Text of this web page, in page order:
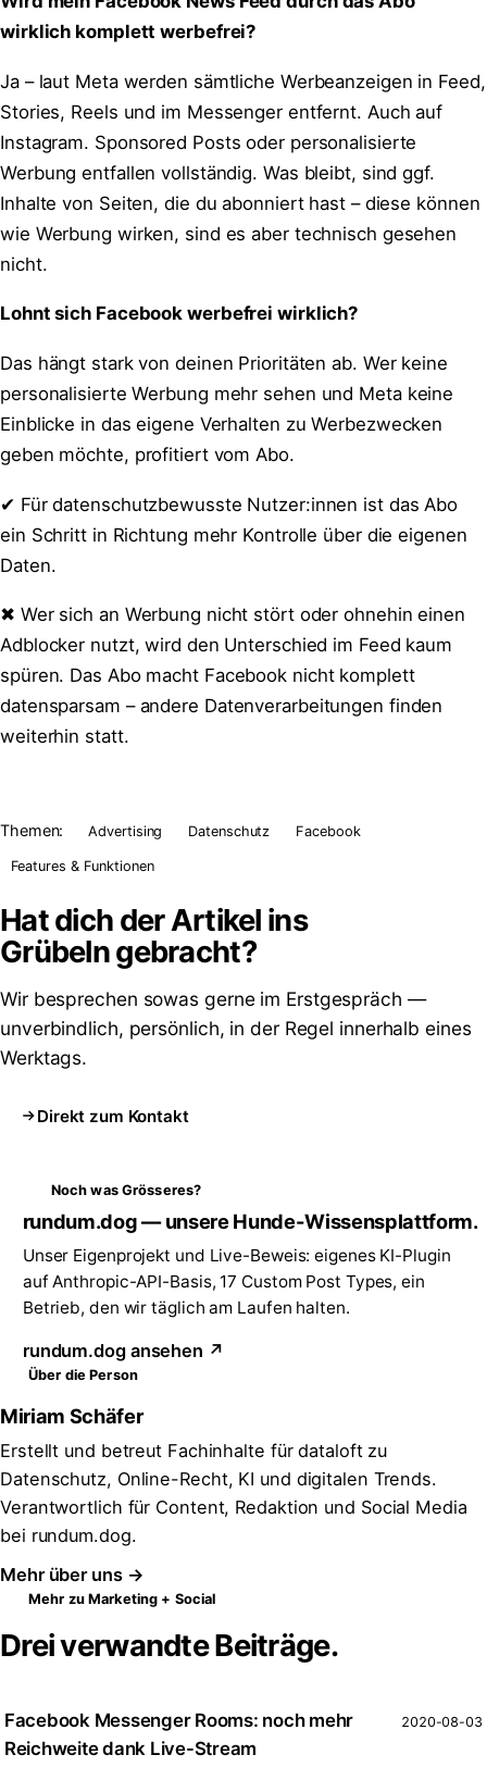
wirklich komplett werbefrei?
Ja – laut Meta werden sämtliche Werbeanzeigen in Feed,
Stories, Reels und im Messenger entfernt. Auch auf
Instagram. Sponsored Posts oder personalisierte
Werbung entfallen vollständig. Was bleibt, sind ggf.
Inhalte von Seiten, die du abonniert hast – diese können
wie Werbung wirken, sind es aber technisch gesehen
nicht.
Lohnt sich Facebook werbefrei wirklich?
Das hängt stark von deinen Prioritäten ab. Wer keine
personalisierte Werbung mehr sehen und Meta keine
Einblicke in das eigene Verhalten zu Werbezwecken
geben möchte, profitiert vom Abo.
✔ Für datenschutzbewusste Nutzer:innen ist das Abo
ein Schritt in Richtung mehr Kontrolle über die eigenen
Daten.
✖ Wer sich an Werbung nicht stört oder ohnehin einen
Adblocker nutzt, wird den Unterschied im Feed kaum
spüren. Das Abo macht Facebook nicht komplett
datensparsam – andere Datenverarbeitungen finden
weiterhin statt.
Themen: Advertising Datenschutz Facebook
Features & Funktionen
Hat dich der Artikel ins
Grübelngebracht?
Wir besprechen sowas gerne im Erstgespräch —
unverbindlich, persönlich, in der Regel innerhalb eines
Werktags.
Direkt zum Kontakt
Noch was Grösseres?
rundum.dog — unsere Hunde-Wissensplattform.
Unser Eigenprojekt und Live-Beweis: eigenes KI-Plugin
auf Anthropic-API-Basis, 17 Custom Post Types, ein
Betrieb, den wir täglich am Laufen halten.
rundum.dog ansehen ↗
Über die Person
Miriam Schäfer
Erstellt und betreut Fachinhalte für dataloft zu
Datenschutz, Online-Recht, KI und digitalen Trends.
Verantwortlich für Content, Redaktion und Social Media
bei rundum.dog.
Mehr über uns →
Mehr zu Marketing + Social
Drei verwandte Beiträge.
Facebook Messenger Rooms: noch mehr
Reichweite dank Live-Stream
2020-08-03